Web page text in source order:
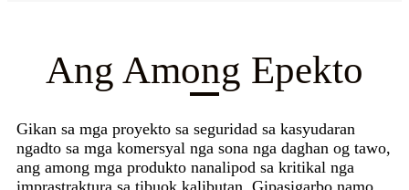
Ang Among Epekto
Gikan sa mga proyekto sa seguridad sa kasyudaran
ngadto sa mga komersyal nga sona nga daghan og tawo,
ang among mga produkto nanalipod sa kritikal nga
imprastraktura sa tibuok kalibutan. Gipasigarbo namo